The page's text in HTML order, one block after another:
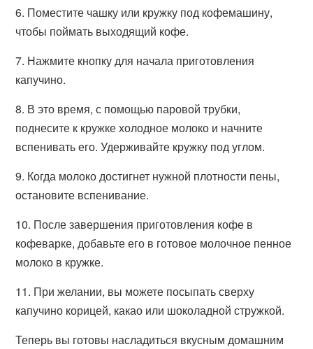
6. Поместите чашку или кружку под кофемашину,
чтобы поймать выходящий кофе.
7. Нажмите кнопку для начала приготовления
капучино.
8. В это время, с помощью паровой трубки,
поднесите к кружке холодное молоко и начните
вспенивать его. Удерживайте кружку под углом.
9. Когда молоко достигнет нужной плотности пены,
остановите вспенивание.
10. После завершения приготовления кофе в
кофеварке, добавьте его в готовое молочное пенное
молоко в кружке.
11. При желании, вы можете посыпать сверху
капучино корицей, какао или шоколадной стружкой.
Теперь вы готовы насладиться вкусным домашним